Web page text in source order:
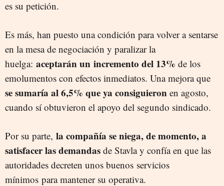
es su petición.
Es más, han puesto una condición para volver a sentarse
en la mesa de negociación y paralizar la
huelga: aceptarán un incremento del 13% de los
emolumentos con efectos inmediatos. Una mejora que
se sumaría al 6,5% que ya consiguieron en agosto,
cuando sí obtuvieron el apoyo del segundo sindicado.
Por su parte, la compañía se niega, de momento, a
satisfacer las demandas de Stavla y confía en que las
autoridades decreten unos buenos servicios
mínimos para mantener su operativa.